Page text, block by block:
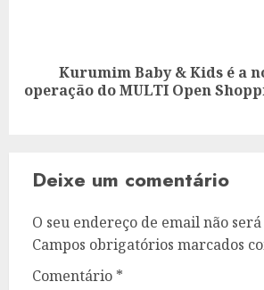
Artigo
seguinte:
Kurumim Baby & Kids é a
operação do MULTI Open
Deixe um comentário
O seu endereço de email não
Campos obrigatórios marcados
Comentário *